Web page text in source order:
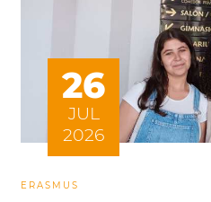
26
JUL
2026
ERASMUS